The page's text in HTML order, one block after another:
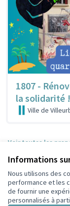
Informations
Nous utilisons des
performance et les
de fournir une
personnalisés à
1807 -
la solidarité !
Ville de
Voir toutes les
Conditions
Paramètres des
ParticipezParticipezParticipez